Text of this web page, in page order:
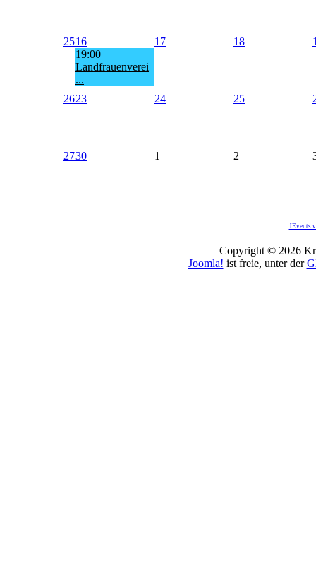
2516
19:00
Landfrauenverei
...
17 18
2623 24 25
2730 1 2
JEvents
Copyright © 2026
Joomla! ist freie, unter der